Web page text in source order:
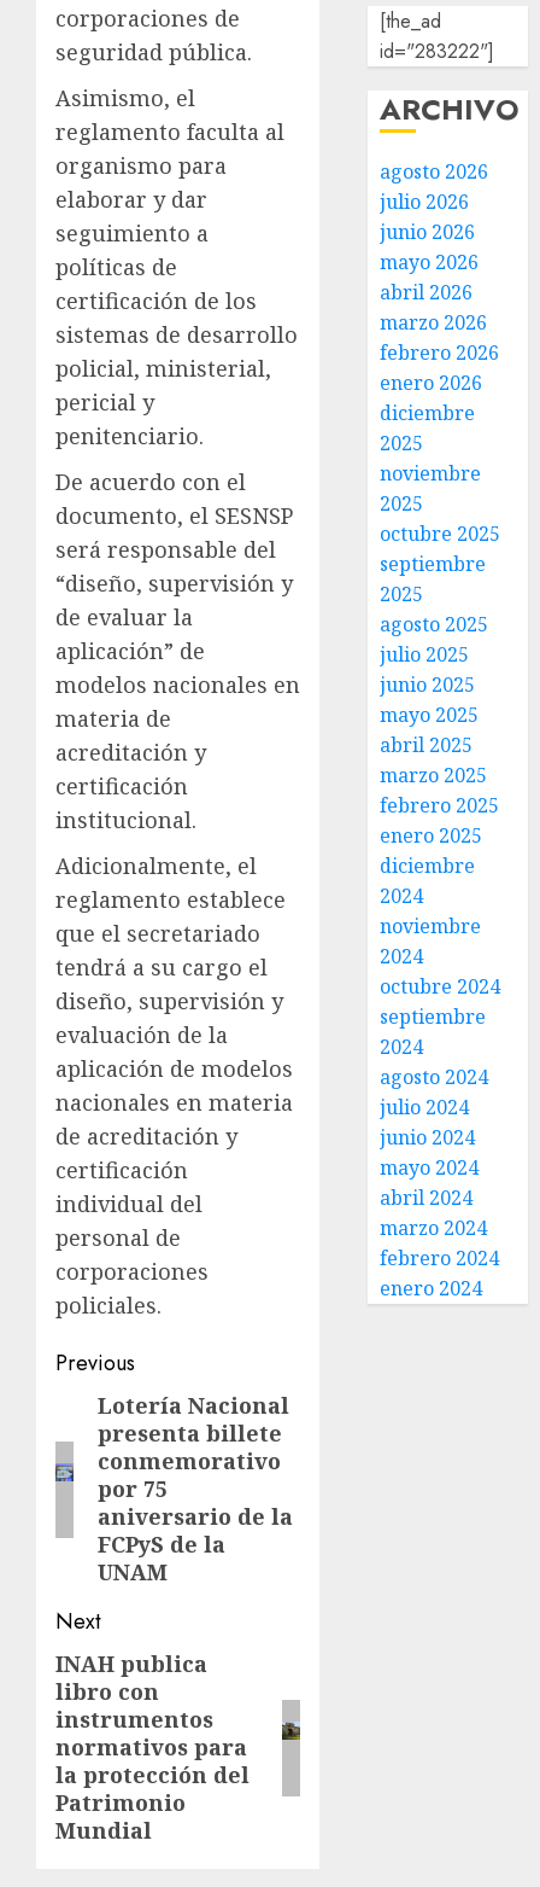
corporaciones de
seguridad pública.
Asimismo, el
reglamento faculta al
organismo para
elaborar y dar
seguimiento a
políticas de
certificación de los
sistemas de desarrollo
policial, ministerial,
pericial y
penitenciario.
De acuerdo con el
documento, el SESNSP
será responsable del
“diseño, supervisión y
de evaluar la
aplicación” de
modelos nacionales en
materia de
acreditación y
certificación
institucional.
Adicionalmente, el
reglamento establece
que el secretariado
tendrá a su cargo el
diseño, supervisión y
evaluación de la
aplicación de modelos
nacionales en materia
de acreditación y
certificación
individual del
personal de
corporaciones
policiales.
Previous
Lotería Nacional
presenta billete
conmemorativo
por 75
aniversario de la
FCPyS de la
UNAM
Next
INAH publica
libro con
instrumentos
normativos para
la protección del
Patrimonio
Mundial
[the_ad
id="283222"]
ARCHIVO
agosto 2026
julio 2026
junio 2026
mayo 2026
abril 2026
marzo 2026
febrero 2026
enero 2026
diciembre
2025
noviembre
2025
octubre 2025
septiembre
2025
agosto 2025
julio 2025
junio 2025
mayo 2025
abril 2025
marzo 2025
febrero 2025
enero 2025
diciembre
2024
noviembre
2024
octubre 2024
septiembre
2024
agosto 2024
julio 2024
junio 2024
mayo 2024
abril 2024
marzo 2024
febrero 2024
enero 2024